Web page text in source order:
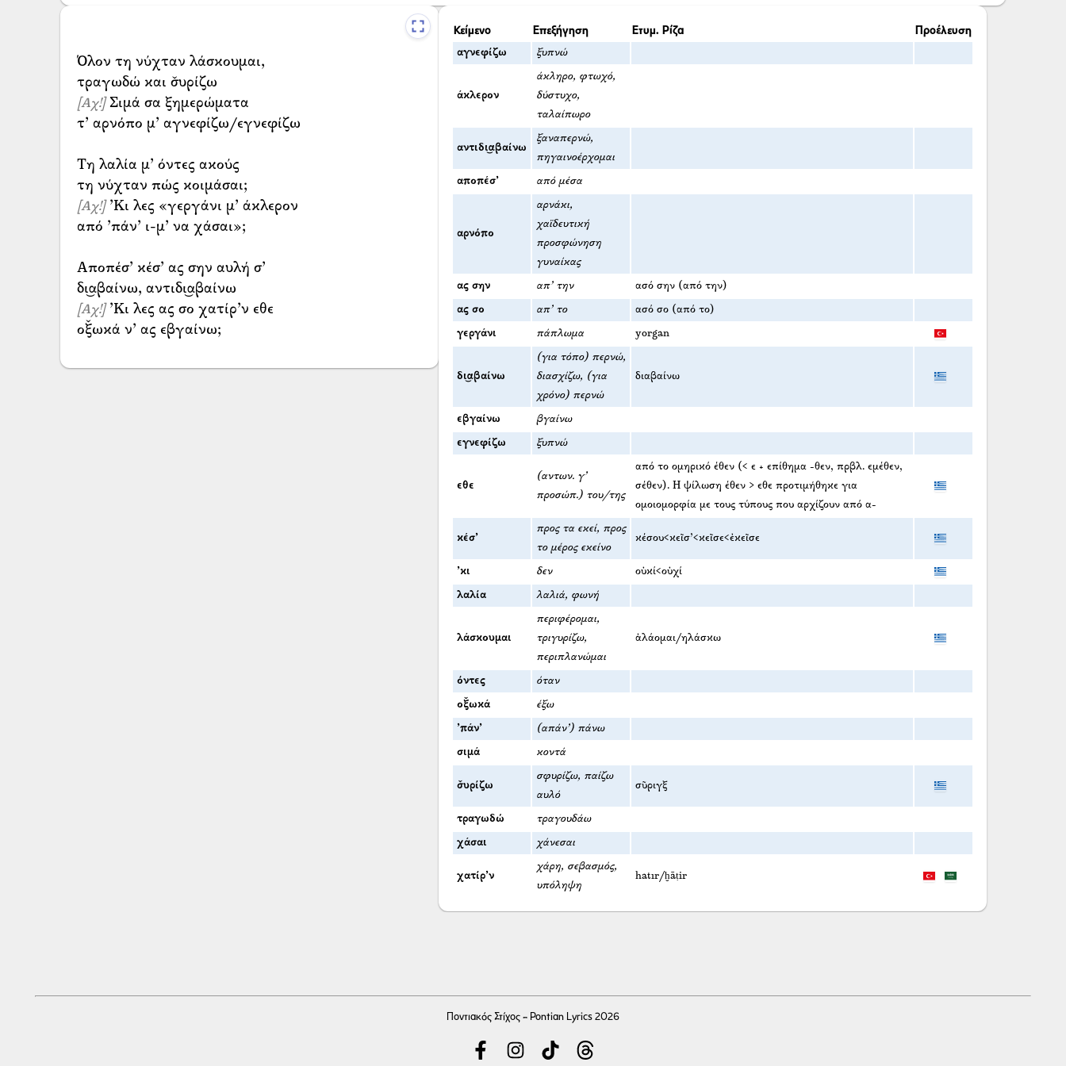
Όλον τη νύχταν λάσκουμαι,
[Αχ!]Σιμά σα ξημερώματα
τ’ αρνόπο μ’ αγνεφίζω/εγνεφίζω
Τη λαλία μ’ όντες ακούς
[Αχ!]’Κι λες «γεργάνι μ’ άκλερον
από ’πάν’ ι-μ’ να χάσαι»;
Αποπέσ’ κέσ’ ας σην αυλή σ’
[Αχ!]’Κι λες ας σο χατίρ’ν εθε
οξ̌ωκά ν’ ας εβγαίνω;
Κείμενο Επεξήγηση Ετυμ. Ρίζα Προέλευση
αγνεφίζω ξυπνώ
άκλερον
άκληρο, φτωχό,
δύστυχο,
ταλαίπωρο
αντιδι͜αβαίνω
ξαναπερνώ,
πηγαινοέρχομαι
αποπέσ’ από μέσα
αρνόπο
αρνάκι,
χαϊδευτική
προσφώνηση
γυναίκας
ας σην απ’ την ασό σην (από την)
ας σο απ’ το ασό σο (από το)
γεργάνι πάπλωμα yorgan
δι͜αβαίνω
(για τόπο) περνώ,
διασχίζω, (για
χρόνο) περνώ
διαβαίνω
εβγαίνω βγαίνω
εγνεφίζω ξυπνώ
εθε
(αντων. γ’
προσώπ.) του/της
από το ομηρικό έθεν (< ε + επίθημα -θεν, πρβλ. εμέθεν,
σέθεν). Η ψίλωση έθεν > εθε προτιμήθηκε για
ομοιομορφία με τους τύπους που αρχίζουν από α-
κέσ’
προς τα εκεί, προς
το μέρος εκείνο
κέσου<κεῖσ’<κεῖσε<ἐκεῖσε
’κι δεν οὐκί<οὐχί
λαλία λαλιά, φωνή
λάσκουμαι
περιφέρομαι,
τριγυρίζω,
περιπλανώμαι
ἀλάομαι/ηλάσκω
όντες όταν
οξ̌ωκά έξω
’πάν’ (απάν’) πάνω
σιμά κοντά
σ̌υρίζω
σφυρίζω, παίζω
αυλό
σῦριγξ
τραγωδώ τραγουδάω
χάσαι χάνεσαι
χατίρ’ν
χάρη, σεβασμός,
υπόληψη
hatır/ḫāṭir
Ποντιακός Στίχος - Pontian Lyrics 2026